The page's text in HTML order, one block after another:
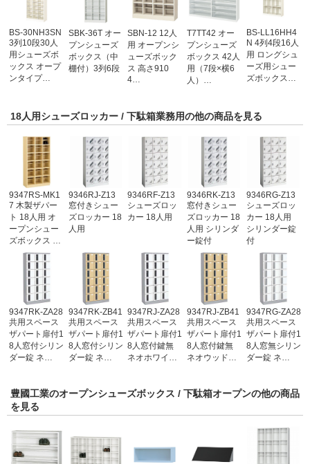
BS-30NH3SN
3列10段30人
用シューズボ
ックス オープ
ンタイプ…
SBK-36T オー
プンシューズ
ボックス（中
棚付）3列6段
SBN-12 12人
用 オープンシ
ューズボック
ス 高さ910
4…
T7TT42 オー
プンシューズ
ボックス 42人
用（7段×横6
人）…
BS-LL16HH4
N 4列4段16人
用 ロングシュ
ーズ用シュー
ズボックス…
18人用シューズロッカー / 下駄箱業務用の他の商品を見る
9347RS-MK1
7 木製ザパー
ト 18人用 オ
ープンシュー
ズボックス …
9346RJ-Z13
窓付きシュー
ズロッカー 18
人用
9346RF-Z13
シューズロッ
カー 18人用
9346RK-Z13
窓付きシュー
ズロッカー 18
人用 シリンダ
ー錠付
9346RG-Z13
シューズロッ
カー 18人用
シリンダー錠
付
9347RK-ZA28
共用スペース
ザパート扉付1
8人窓付シリン
ダー錠 ネ…
9347RK-ZB41
共用スペース
ザパート扉付1
8人窓付シリン
ダー錠 ネ…
9347RJ-ZA28
共用スペース
ザパート扉付1
8人窓付鍵無
ネオホワイ…
9347RJ-ZB41
共用スペース
ザパート扉付1
8人窓付鍵無
ネオウッド…
9347RG-ZA28
共用スペース
ザパート扉付1
8人窓無シリン
ダー錠 ネ…
豊國工業のオープンシューズボックス / 下駄箱オープンの他の商品
を見る